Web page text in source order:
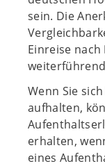
sein. Die
Einreise
Wenn Sie
aufhalten,
erhalten,
eines